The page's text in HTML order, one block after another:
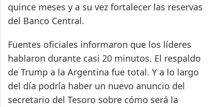
quince meses y a su vez fortalecer las reservas
del Banco Central.
Fuentes oficiales informaron que los líderes
hablaron durante casi 20 minutos. El respaldo
de Trump a la Argentina fue total. Y a lo largo
del día podría haber un nuevo anuncio del
secretario del Tesoro sobre cómo será la